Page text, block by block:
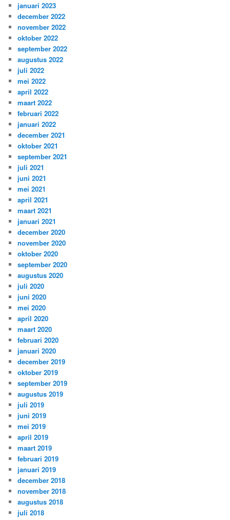
januari 2023
december 2022
november 2022
oktober 2022
september 2022
augustus 2022
juli 2022
mei 2022
april 2022
maart 2022
februari 2022
januari 2022
december 2021
oktober 2021
september 2021
juli 2021
juni 2021
mei 2021
april 2021
maart 2021
januari 2021
december 2020
november 2020
oktober 2020
september 2020
augustus 2020
juli 2020
juni 2020
mei 2020
april 2020
maart 2020
februari 2020
januari 2020
december 2019
oktober 2019
september 2019
augustus 2019
juli 2019
juni 2019
mei 2019
april 2019
maart 2019
februari 2019
januari 2019
december 2018
november 2018
augustus 2018
juli 2018